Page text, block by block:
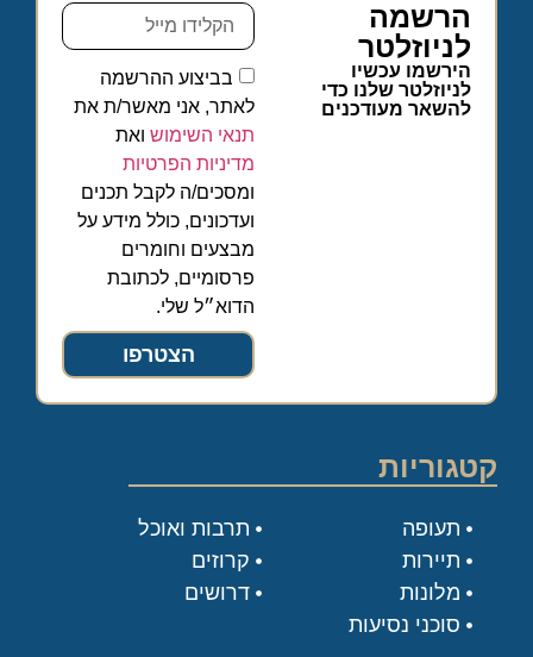
הרשמה
לניוזלטר
הירשמו עכשיו
לניוזלטר שלנו כדי
להשאר מעודכנים
בביצוע ההרשמה
לאתר, אני מאשר/ת את
תנאי השימוש ואת
מדיניות הפרטיות
ומסכים/ה לקבל תכנים
ועדכונים, כולל מידע על
מבצעים וחומרים
פרסומיים, לכתובת
הדוא״ל שלי.
הצטרפו
קטגוריות
תעופה
תיירות
מלונות
סוכני נסיעות
תרבות ואוכל
קרוזים
דרושים